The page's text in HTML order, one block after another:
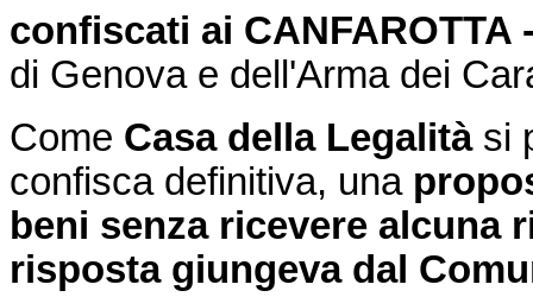
confiscati ai CANFAROTTA
di Genova e dell'Arma dei
Come Casa della Legalitàsi
confisca definitiva, una
beni senza ricevere alcuna
risposta giungeva dal